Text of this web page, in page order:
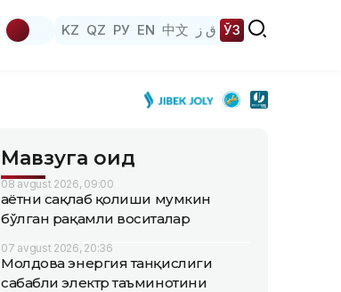
KZ QZ РУ EN 中文 ق ز ЎЗ
Мавзуга оид
08 avgust 2026, 09:00
Ҳаётни сақлаб қолиши мумкин
бўлган рақамли воситалар
07 avgust 2026, 20:36
Молдова энергия танқислиги
сабабли электр таъминотини